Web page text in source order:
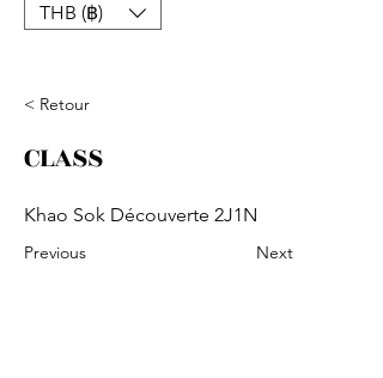
THB (฿)
< Retour
CLASS
Khao Sok Découverte 2J1N
Previous Next